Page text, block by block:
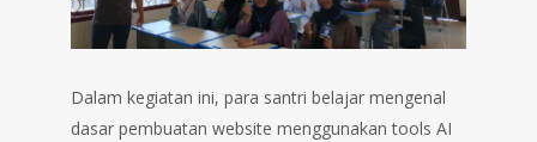
Dalam kegiatan ini, para santri belajar mengenal
dasar pembuatan website menggunakan tools AI